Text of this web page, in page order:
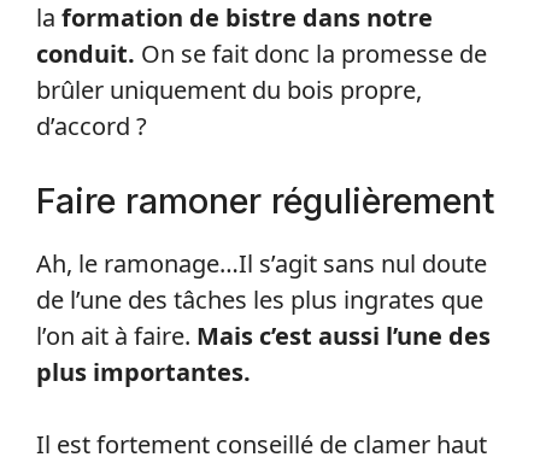
la formation de bistre dans notre
conduit. On se fait donc la promesse de
brûler uniquement du bois propre,
d’accord ?
Faire ramoner régulièrement
Ah, le ramonage…Il s’agit sans nul doute
de l’une des tâches les plus ingrates que
l’on ait à faire. Mais c’est aussi l’une des
plus importantes.
Il est fortement conseillé de clamer haut